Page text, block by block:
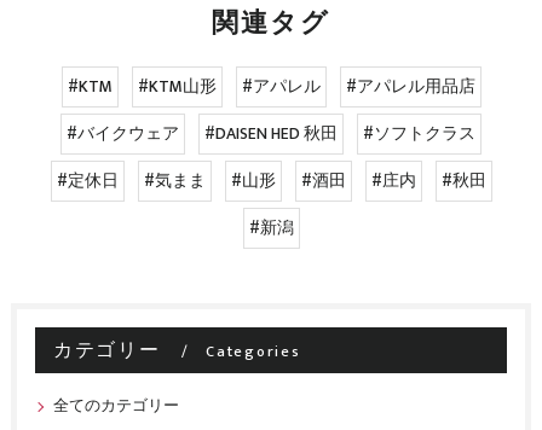
関連タグ
#KTM #KTM山形 #アパレル
#アパレル用品店
#バイクウェア
#DAISEN HED 秋田
#ソフトクラス
#定休日
#気まま #山形 #酒田 #庄内
#秋田
#新潟
カテゴリー Categories
全てのカテゴリー